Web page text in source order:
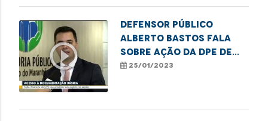
play_circle_outline
Defensor público
Alberto Bastos fala
sobre ação da DPE de
combate ao sub-
25/01/2023